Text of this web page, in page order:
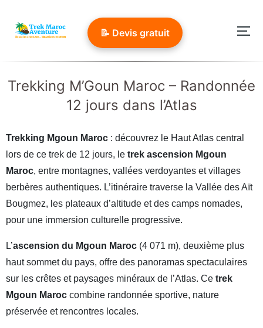
📝 Devis gratuit
contenu
Trekking M’Goun Maroc – Randonnée
12 jours dans l’Atlas
Trekking Mgoun Maroc : découvrez le Haut Atlas central
lors de ce trek de 12 jours, le trek ascension Mgoun
Maroc, entre montagnes, vallées verdoyantes et villages
berbères authentiques. L’itinéraire traverse la Vallée des Aït
Bougmez, les plateaux d’altitude et des camps nomades,
pour une immersion culturelle progressive.
L’ascension du Mgoun Maroc (4 071 m), deuxième plus
haut sommet du pays, offre des panoramas spectaculaires
sur les crêtes et paysages minéraux de l’Atlas. Ce trek
Mgoun Maroc combine randonnée sportive, nature
préservée et rencontres locales.